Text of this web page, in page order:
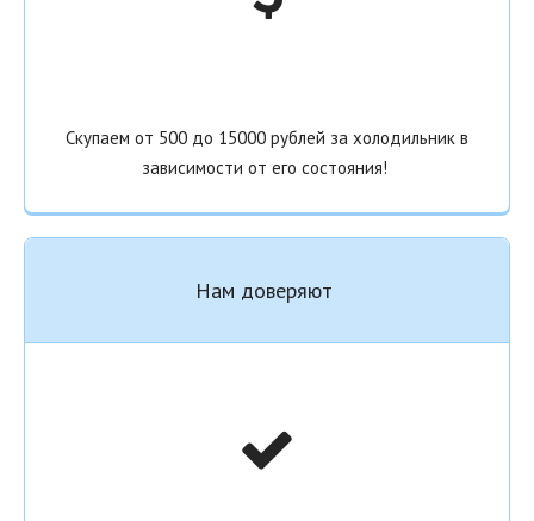
Скупаем от 500 до 15000 рублей за холодильник в
зависимости от его состояния!
Нам доверяют